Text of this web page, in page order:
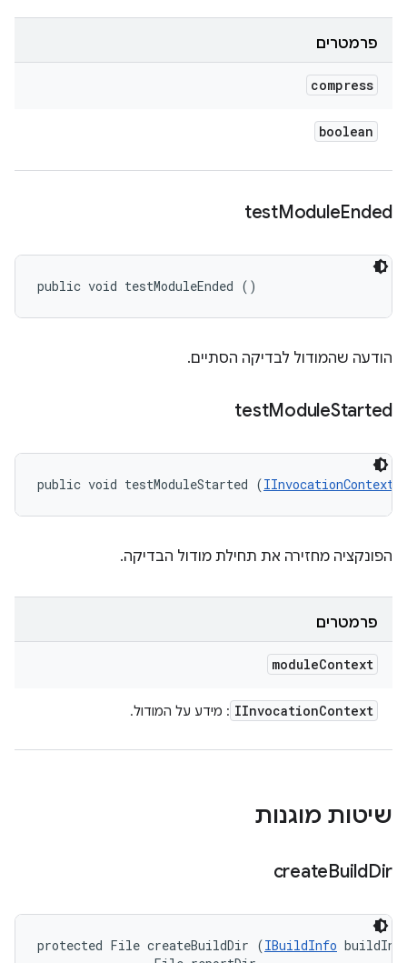
פרמטרים
compress
boolean
testModuleEnded
public void testModuleEnded ()
הודעה שהמודול לבדיקה הסתיים.
testModuleStarted
public void testModuleStarted (IInvocationContext
הפונקציה מחזירה את תחילת מודול הבדיקה.
פרמטרים
moduleContext
IInvocationContext : מידע על המודול.
שיטות מוגנות
createBuildDir
protected File createBuildDir (IBuildInfo